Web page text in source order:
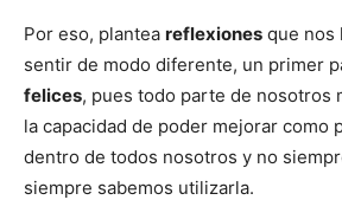
Por eso, plantea reflexiones que nos
sentir de modo diferente, un primer
felices, pues todo parte de nosotros
la capacidad de poder mejorar como
dentro de todos nosotros y no
siempre sabemos utilizarla.